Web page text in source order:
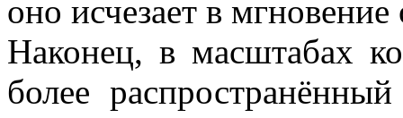
оно исчезает в мгновение
Наконец, в масштабах
более